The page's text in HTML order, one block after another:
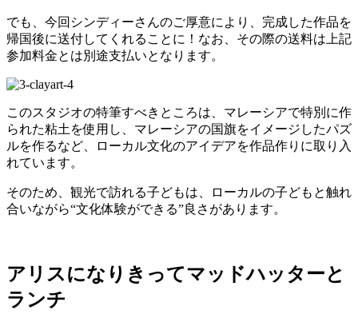
でも、今回シンディーさんのご厚意により、完成した作品を
帰国後に送付してくれることに！なお、その際の送料は上記
参加料金とは別途支払いとなります。
このスタジオの特筆すべきところは、マレーシアで特別に作
られた粘土を使用し、マレーシアの国旗をイメージしたパズ
ルを作るなど、ローカル文化のアイデアを作品作りに取り入
れています。
そのため、観光で訪れる子どもは、ローカルの子どもと触れ
合いながら“文化体験ができる”良さがあります。
アリスになりきってマッドハッターと
ランチ